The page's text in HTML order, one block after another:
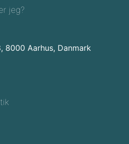
jeg?
8000 Aarhus, Danmark